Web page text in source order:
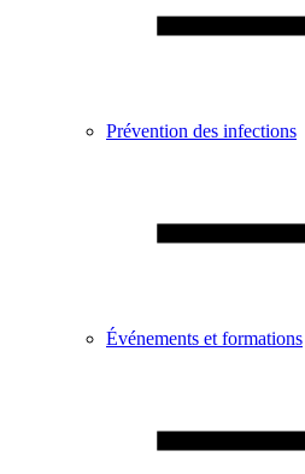
Prévention des infections
Événements et formations